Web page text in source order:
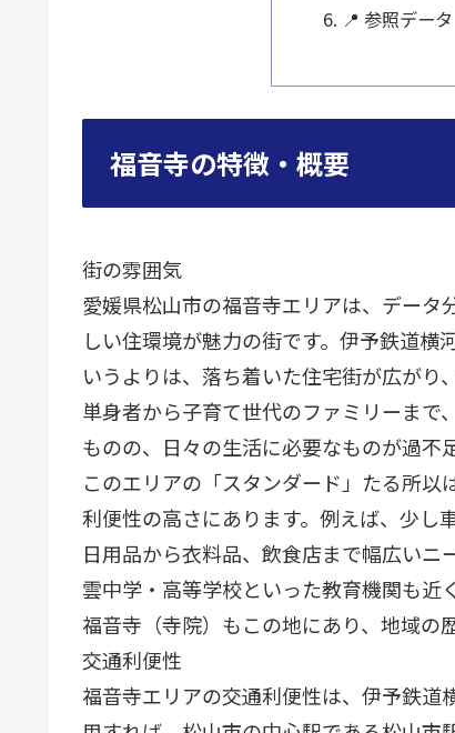
📍 参照データ
福音寺の特徴・概要
街の雰囲気
愛媛県松山市の福音寺エリアは、デー
しい住環境が魅力の街です。伊予鉄道
いうよりは、落ち着いた住宅街が広がり
単身者から子育て世代のファミリーまで
ものの、日々の生活に必要なものが過不
このエリアの「スタンダード」たる所
利便性の高さにあります。例えば、少し
日用品から衣料品、飲食店まで幅広いニ
雲中学・高等学校といった教育機関も近
福音寺（寺院）もこの地にあり、地域の
交通利便性
福音寺エリアの交通利便性は、伊予鉄道